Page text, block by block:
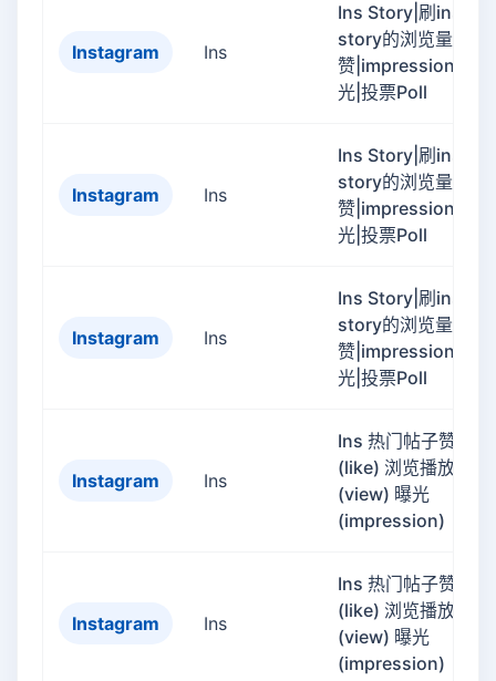
Instagram Ins
Ins Story|刷ins
story的浏览量|like
赞|impression曝
光|投票Poll
Instagram Ins
Ins Story|刷ins
story的浏览量|like
赞|impression曝
光|投票Poll
Instagram Ins
Ins Story|刷ins
story的浏览量|like
赞|impression曝
光|投票Poll
Instagram Ins
Ins 热门帖子赞
(like) 浏览播放量
(view) 曝光
(impression)
Instagram Ins
Ins 热门帖子赞
(like) 浏览播放量
(view) 曝光
(impression)